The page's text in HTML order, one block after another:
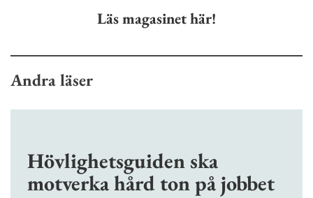
Läs magasinet här!
Andra läser
Hövlighetsguiden ska
motverka hård ton på jobbet